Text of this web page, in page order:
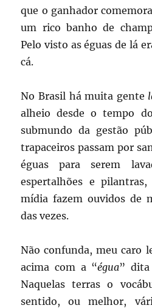
que o ganhador
um rico banho de
Pelo visto as éguas de lá
cá.
No Brasil há muita gente
alheio desde o tempo
submundo da gestão
trapaceiros passam por
éguas para serem
espertalhões e
mídia fazem ouvidos de
das vezes.
Não confunda, meu caro
acima com a “égua” dita
Naquelas terras o
sentido, ou melhor,